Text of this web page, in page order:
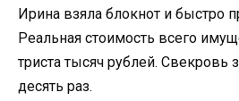
Ирина взяла блокнот и быстро
Реальная стоимость всего
триста тысяч рублей.
десять раз.